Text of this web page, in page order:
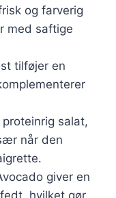
og farverig
med saftige
tilføjer en
proteinrig salat,
når den
giver en